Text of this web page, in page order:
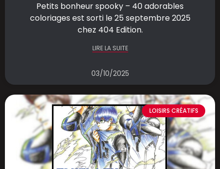
Petits bonheur spooky – 40 adorables
coloriages est sorti le 25 septembre 2025
chez 404 Edition.
LIRE LA SUITE
03/10/2025
LOISIRS CRÉATIFS